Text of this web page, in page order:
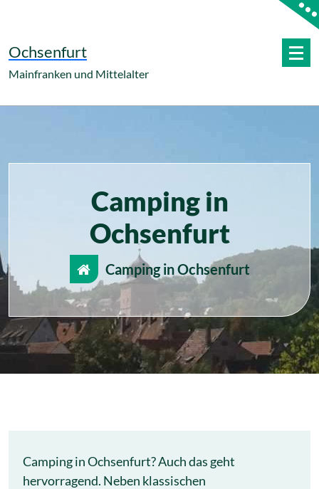
Ochsenfurt
Mainfranken und Mittelalter
Camping in
Ochsenfurt
Camping in Ochsenfurt
Camping in Ochsenfurt? Auch das geht
hervorragend. Neben klassischen